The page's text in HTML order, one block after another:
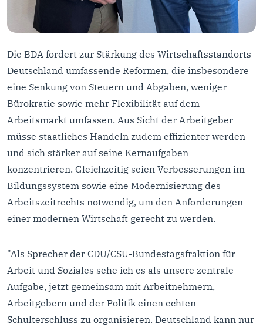
Die BDA fordert zur Stärkung des Wirtschaftsstandorts
Deutschland umfassende Reformen, die insbesondere
eine Senkung von Steuern und Abgaben, weniger
Bürokratie sowie mehr Flexibilität auf dem
Arbeitsmarkt umfassen. Aus Sicht der Arbeitgeber
müsse staatliches Handeln zudem effizienter werden
und sich stärker auf seine Kernaufgaben
konzentrieren. Gleichzeitig seien Verbesserungen im
Bildungssystem sowie eine Modernisierung des
Arbeitszeitrechts notwendig, um den Anforderungen
einer modernen Wirtschaft gerecht zu werden.
"Als Sprecher der CDU/CSU-Bundestagsfraktion für
Arbeit und Soziales sehe ich es als unsere zentrale
Aufgabe, jetzt gemeinsam mit Arbeitnehmern,
Arbeitgebern und der Politik einen echten
Schulterschluss zu organisieren. Deutschland kann nur